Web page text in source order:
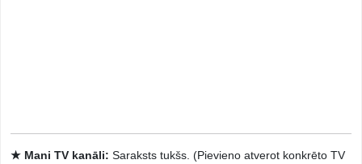
★ Mani TV kanāli: Saraksts tukšs. (Pievieno atverot konkrēto TV